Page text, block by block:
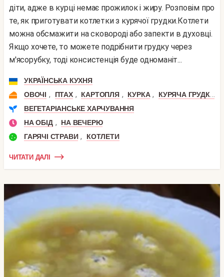
діти, адже в курці немає прожилок і жиру. Розповім про
те, як приготувати котлетки з курячої грудки.Котлети
можна обсмажити на сковороді або запекти в духовці.
Якщо хочете, то можете подрібнити грудку через
м'ясорубку, тоді консистенція буде одноманіт...
УКРАЇНСЬКА КУХНЯ
ОВОЧІ , ПТАХ , КАРТОПЛЯ , КУРКА ,
КУРЯЧА ГРУДКА
ВЕГЕТАРІАНСЬКЕ ХАРЧУВАННЯ
НА ОБІД ,
НА ВЕЧЕРЮ
ГАРЯЧІ СТРАВИ , КОТЛЕТИ
ЧИТАТИ ДАЛІ